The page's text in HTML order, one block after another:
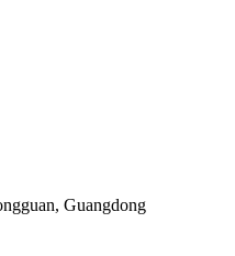
Guangdong